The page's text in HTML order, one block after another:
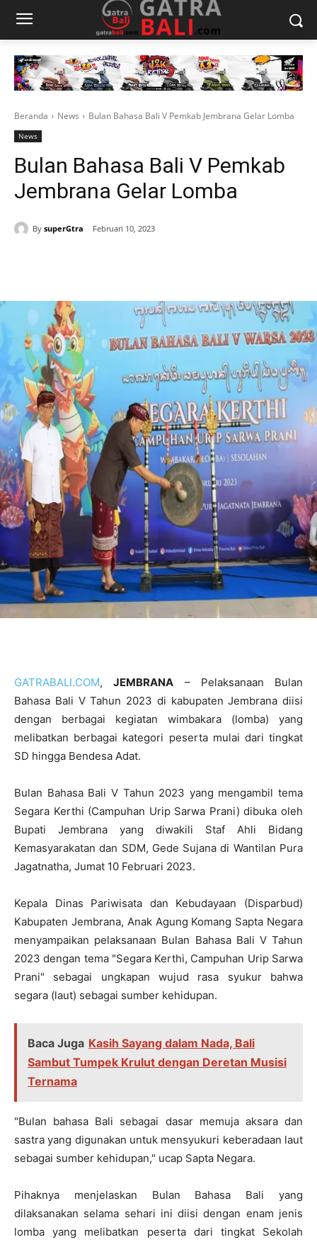
Beranda News Bulan Bahasa Bali V Pemkab Jembrana Gelar Lomba
News
Bulan Bahasa Bali V Pemkab
Jembrana Gelar Lomba
By superGtra Februari 10, 2023
GATRABALI.COM,JEMBRANA – Pelaksanaan Bulan
Bahasa Bali V Tahun 2023 di kabupaten Jembrana diisi
dengan berbagai kegiatan wimbakara (lomba) yang
melibatkan berbagai kategori peserta mulai dari tingkat
SD hingga Bendesa Adat.
Bulan Bahasa Bali V Tahun 2023 yang mengambil tema
Segara Kerthi (Campuhan Urip Sarwa Prani) dibuka oleh
Bupati Jembrana yang diwakili Staf Ahli Bidang
Kemasyarakatan dan SDM, Gede Sujana di Wantilan Pura
Jagatnatha, Jumat 10 Februari 2023.
Kepala Dinas Pariwisata dan Kebudayaan (Disparbud)
Kabupaten Jembrana, Anak Agung Komang Sapta Negara
menyampaikan pelaksanaan Bulan Bahasa Bali V Tahun
2023 dengan tema "Segara Kerthi, Campuhan Urip Sarwa
Prani" sebagai ungkapan wujud rasa syukur bahwa
segara (laut) sebagai sumber kehidupan.
Baca Juga Kasih Sayang dalam Nada, Bali
Sambut Tumpek Krulut dengan Deretan Musisi
Ternama
"Bulan bahasa Bali sebagai dasar memuja aksara dan
sastra yang digunakan untuk mensyukuri keberadaan laut
sebagai sumber kehidupan," ucap Sapta Negara.
Pihaknya menjelaskan Bulan Bahasa Bali yang
dilaksanakan selama sehari ini diisi dengan enam jenis
lomba yang melibatkan peserta dari tingkat Sekolah